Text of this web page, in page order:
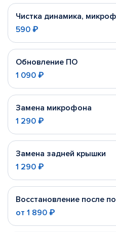
Чистка динамика,
590 ₽
Обновление ПО
1 090 ₽
Замена микрофона
1 290 ₽
Замена задней крышки
1 290 ₽
Восстановление после
от 1 890 ₽